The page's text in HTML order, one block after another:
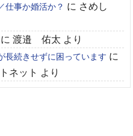
仕事か婚活か？ に さめし
に渡邉 佑太 より
長続きせずに困っています に
ネット より